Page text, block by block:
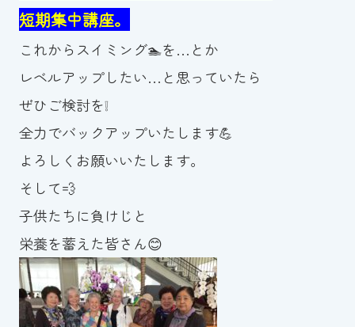
短期集中講座。
これからスイミング🏊を…とか
レベルアップしたい…と思っていたら
ぜひご検討を❕
全力でバックアップいたします💪
よろしくお願いいたします。
そして💨
子供たちに負けじと
栄養を蓄えた皆さん😊